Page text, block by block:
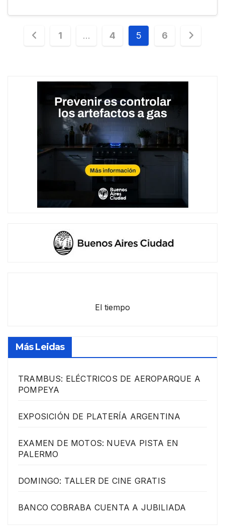
Paginación
entradas
1 … 4 5 6
El tiempo
Más Leidas
TRAMBUS: ELÉCTRICOS DE AEROPARQUE A
POMPEYA
EXPOSICIÓN DE PLATERÍA ARGENTINA
EXAMEN DE MOTOS: NUEVA PISTA EN
PALERMO
DOMINGO: TALLER DE CINE GRATIS
BANCO COBRABA CUENTA A JUBILIADA